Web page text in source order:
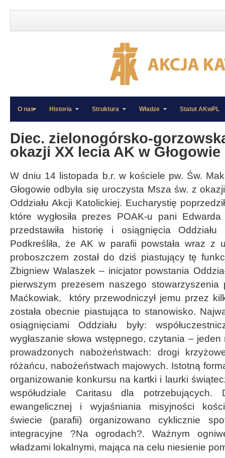
»
»
O nas Historia Struktura Władze Statut AKwPL
Diec. zielonogórsko-
okazji XX lecia AK w Głogowie
W dniu 14 listopada b.r. w kościele pw. Św.
Głogowie odbyła się uroczysta Msza św. z
Oddziału Akcji Katolickiej. Eucharystię
które wygłosiła prezes POAK-u pani
przedstawiła historię i osiągnięcia
Podkreśliła, że AK w parafii powstała wraz z
proboszczem został do dziś piastujący tę
Zbigniew Walaszek – inicjator powstania
pierwszym prezesem naszego stowarzyszenia
Maćkowiak, który przewodniczył jemu przez
została obecnie piastująca to stanowisko.
osiągnięciami Oddziału były:
wygłaszanie słowa wstępnego, czytania –
prowadzonych nabożeństwach: drogi
różańcu, nabożeństwach majowych. Istotną
organizowanie konkursu na kartki i laurki
współudziale Caritasu dla potrzebujących.
ewangelicznej i wyjaśniania misyjności
świecie (parafii) organizowano cyklicznie
integracyjne ?Na ogrodach?. Ważnym
władzami lokalnymi, mająca na celu niesienie